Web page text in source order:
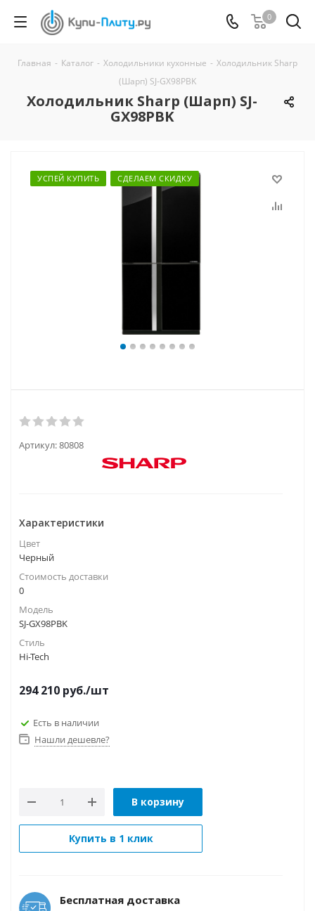
0
Главная - Каталог - Холодильники кухонные - Холодильник Sharp
(Шарп) SJ-GX98PBK
Холодильник Sharp (Шарп) SJ-
GX98PBK
УСПЕЙ КУПИТЬ СДЕЛАЕМ СКИДКУ
Артикул:80808
Характеристики
Цвет
Черный
Стоимость доставки
0
Модель
SJ-GX98PBK
Стиль
Hi-Tech
294 210 руб./шт
Есть в наличии
Нашли дешевле?
В корзину
Купить в 1 клик
Бесплатная доставка